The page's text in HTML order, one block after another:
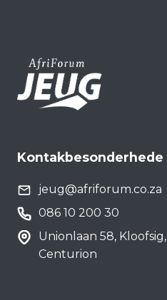
Kontakbesonderhede
jeug@afriforum.co.za
086 10 200 30
Unionlaan 58, Kloofsig,
Centurion